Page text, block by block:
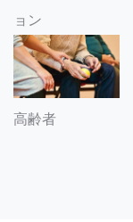
ョン
高齢者